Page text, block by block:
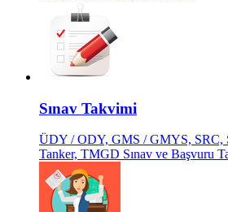
Sınav Takvimi
ÜDY / ODY, GMS / GMYS, SRC,
Tanker, TMGD Sınav ve Başvuru